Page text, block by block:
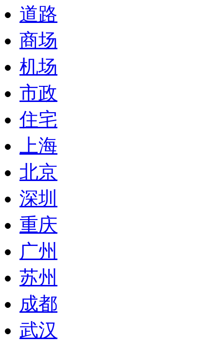
道路
商场
机场
市政
住宅
上海
北京
深圳
重庆
广州
苏州
成都
武汉